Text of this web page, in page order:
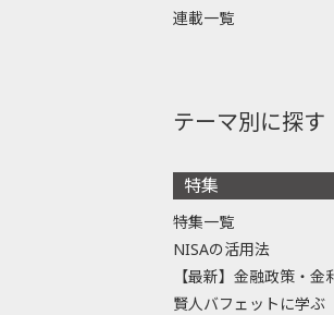
連載一覧
テーマ別に探す
特集
特集一覧
NISAの活用法
【最新】金融政策・金
賢人バフェットに学ぶ